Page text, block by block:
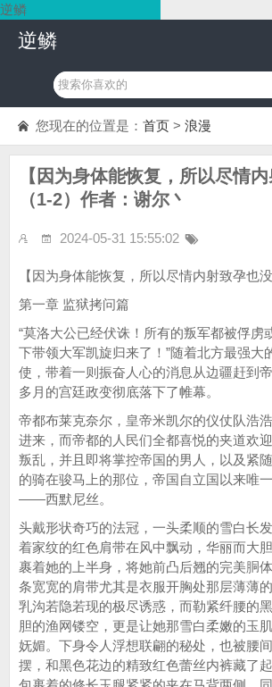
逆鳞
逆鳞
您现在的位置是： 首页 > 浪漫
【因为身体能恢复，所以尽情
（1-2）作者：谢尔丶
2024-05-31 15:55:02
【因为身体能恢复，所以尽情内射致孕也
第一章 监狱拷问篇
“莫洛大公已经伏诛！所有的叛军都被俘虏
下带领大军凯旋归来了！”随着北方最强大
使，带着一则振奋人心的消息从边疆赶到
多月的宫廷政变彻底落下了帷幕。
帝都布莱克奈尔，皇帝米凯尔的仪仗队浩
进来，而帝都的人民们全都喜悦的夹道欢
叛乱，并且即将掌控帝国的男人，以及紧
的骑在骏马上的那位，帝国自立国以来唯
——西默尼丝。
头戴形状奇巧的法冠，一头柔顺的雪白长
着家纹的红色肩带在风中飘动，华丽而大
裹着她的上半身，将她前凸后翘的完美胴
条宽宽的肩带尤其是衣服开胸处那层薄薄
乳沟若隐若现的极尽诱惑，而勒紧纤腰的
胆的渔网镂空，更是让她那雪白柔嫩的玉
妩媚。下身令人浮想联翩的秘处，也被腰
摆，和黑色花边的精致红色蕾丝内裤藏了